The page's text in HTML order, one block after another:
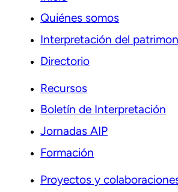
Quiénes somos
Interpretación del
Directorio
Recursos
Boletín de Interpretación
Jornadas AIP
Formación
Proyectos y